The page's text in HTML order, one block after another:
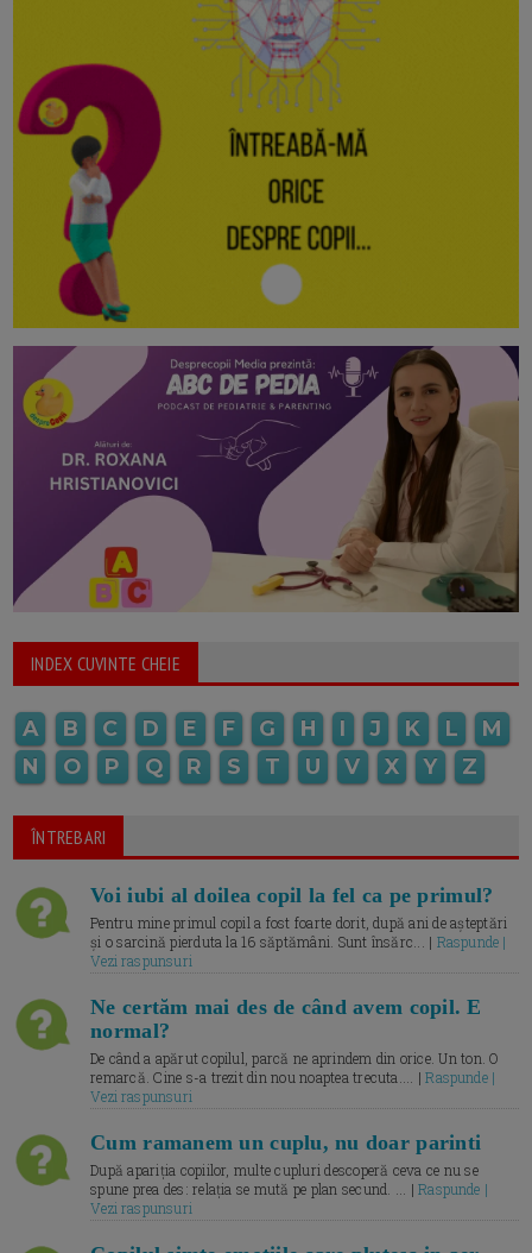
INDEX CUVINTE CHEIE
A B C D E F G H I J K L
M
N
O P Q R S T U V X Y Z
ÎNTREBARI
Voi iubi al doilea copil la fel ca pe primul?
Pentru mine primul copil a fost foarte dorit, după ani de așteptări
și o sarcină pierduta la 16 săptămâni. Sunt însărc... | Raspunde |
Vezi raspunsuri
Ne certăm mai des de când avem copil. E
normal?
De când a apărut copilul, parcă ne aprindem din orice. Un ton. O
remarcă. Cine s-a trezit din nou noaptea trecuta.... |Raspunde |
Vezi raspunsuri
Cum ramanem un cuplu, nu doar parinti
După apariția copiilor, multe cupluri descoperă ceva ce nu se
spune prea des: relația se mută pe plan secund. ... |Raspunde |
Vezi raspunsuri